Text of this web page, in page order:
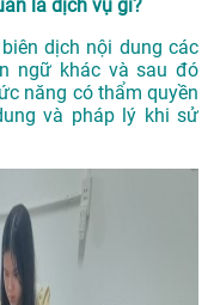
là dịch vụ gì?
dịch nội dung các
ngữ khác và sau đó
năng có thẩm quyền
và pháp lý khi sử